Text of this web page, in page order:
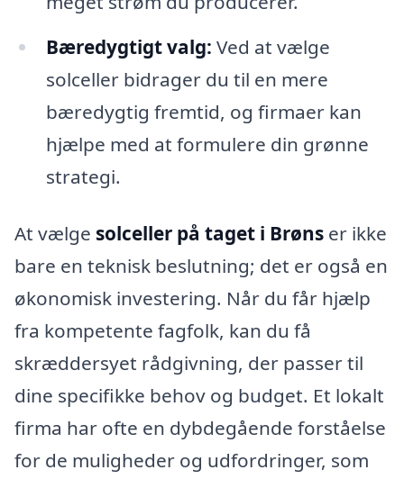
Bæredygtigt valg: Ved at vælge
solceller bidrager du til en mere
bæredygtig fremtid, og firmaer kan
hjælpe med at formulere din grønne
strategi.
At vælge solceller på taget i Brøns er ikke
bare en teknisk beslutning; det er også en
økonomisk investering. Når du får hjælp
fra kompetente fagfolk, kan du få
skræddersyet rådgivning, der passer til
dine specifikke behov og budget. Et lokalt
firma har ofte en dybdegående forståelse
for de muligheder og udfordringer, som